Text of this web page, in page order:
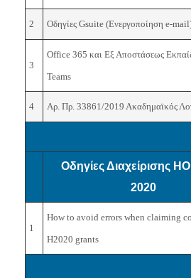
2 Οδηγίες Gsuite (Ενεργοποίηση e-
3
Office 365 και Εξ Αποστάσεως
Teams
4 Αρ. Πρ. 33861/2019 Ακαδημαϊκός
Οδηγίες Διαχείρισης
2020
1
How to avoid errors when claiming
H2020 grants